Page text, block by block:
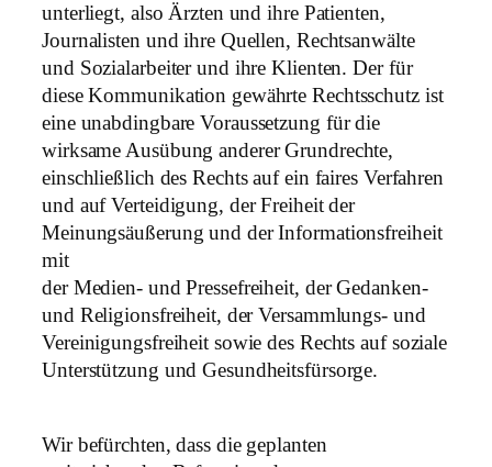
unterliegt, also Ärzten und ihre Patienten,
Journalisten und ihre Quellen, Rechtsanwälte
und Sozialarbeiter und ihre Klienten. Der für
diese Kommunikation gewährte Rechtsschutz ist
eine unabdingbare Voraussetzung für die
wirksame Ausübung anderer Grundrechte,
einschließlich des Rechts auf ein faires Verfahren
und auf Verteidigung, der Freiheit der
Meinungsäußerung und der Informationsfreiheit
mit
der Medien- und Pressefreiheit, der Gedanken-
und Religionsfreiheit, der Versammlungs- und
Vereinigungsfreiheit sowie des Rechts auf soziale
Unterstützung und Gesundheitsfürsorge.
Wir befürchten, dass die geplanten